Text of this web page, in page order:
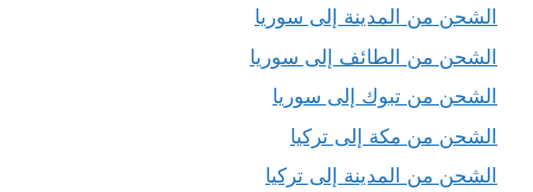
الشحن من المدينة إلى سوريا
الشحن من الطائف إلى سوريا
الشحن من تبوك إلى سوريا
الشحن من مكة إلى تركيا
الشحن من المدينة إلى تركيا